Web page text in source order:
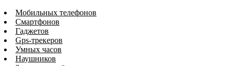
Мобильных телефонов
Смартфонов
Гаджетов
Gps-трекеров
Умных часов
Наушников